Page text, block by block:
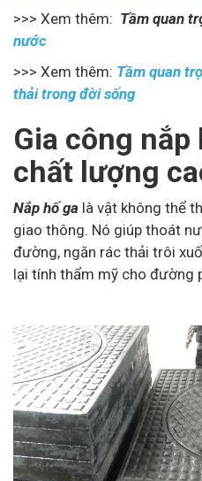
>>> Xem thêm: Tầm quan
nước
>>> Xem thêm: Tầm quan
thải trong đời sống
Gia công nắp
chất lượng
Nắp hố ga là vật không thể
giao thông. Nó giúp thoát
đường, ngăn rác thải trôi
lại tính thẩm mỹ cho đường